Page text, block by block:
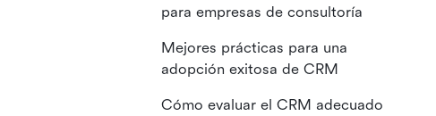
para empresas de consultoría
Mejores prácticas para una
adopción exitosa de CRM
Cómo evaluar el CRM adecuado